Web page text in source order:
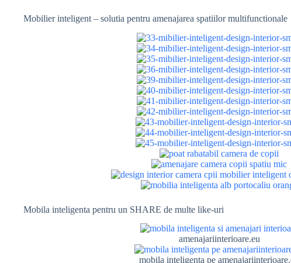
Mobilier inteligent – solutia pentru amenajarea spatiilor multifunctionale
Mobila inteligenta pentru un SHARE de multe like-uri
amenajariinterioare.eu
mobila inteligenta pe